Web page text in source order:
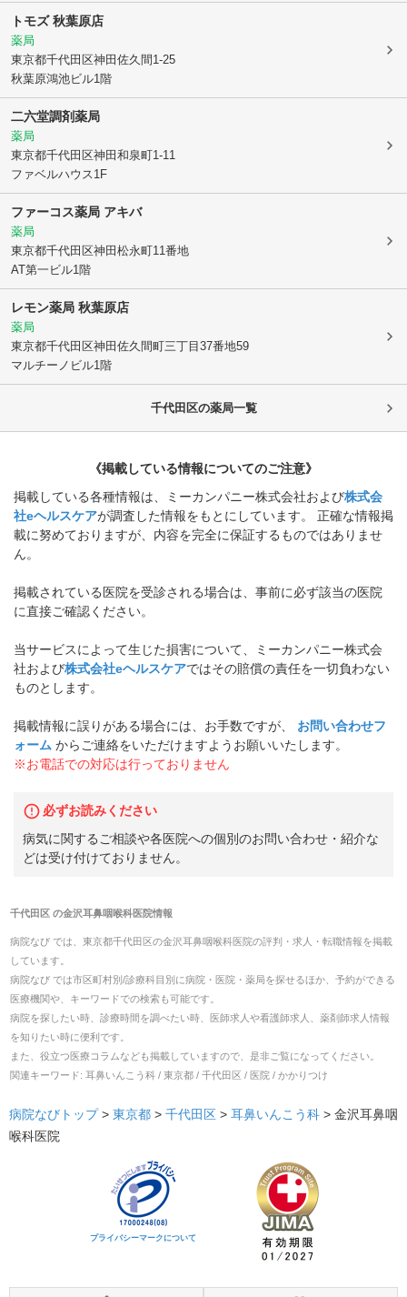
トモズ 秋葉原店
薬局
東京都千代田区神田佐久間1-25
秋葉原鴻池ビル1階
二六堂調剤薬局
薬局
東京都千代田区神田和泉町1-11
ファベルハウス1F
ファーコス薬局 アキバ
薬局
東京都千代田区神田松永町11番地
AT第一ビル1階
レモン薬局 秋葉原店
薬局
東京都千代田区神田佐久間町三丁目37番地59
マルチーノビル1階
千代田区の薬局一覧
《掲載している情報についてのご注意》
掲載している各種情報は、ミーカンパニー株式会社および株式会
社eヘルスケアが調査した情報をもとにしています。 正確な情報掲
載に努めておりますが、内容を完全に保証するものではありませ
ん。
掲載されている医院を受診される場合は、事前に必ず該当の医院
に直接ご確認ください。
当サービスによって生じた損害について、ミーカンパニー株式会
社および株式会社eヘルスケアではその賠償の責任を一切負わない
ものとします。
掲載情報に誤りがある場合には、お手数ですが、
お問い合わせフ
ォーム からご連絡をいただけますようお願いいたします。
※お電話での対応は行っておりません
必ずお読みください
病気に関するご相談や各医院への個別のお問い合わせ・紹介な
どは受け付けておりません。
千代田区の金沢耳鼻咽喉科医院情報
病院なび では、 東京都千代田区の金沢耳鼻咽喉科医院の評判・求人・転職情報を掲載
しています。
病院なび では市区町村別/診療科目別に病院・医院・薬局を探せるほか、予約ができる
医療機関や、キーワードでの検索も可能です。
病院を探したい時、診療時間を調べたい時、医師求人や看護師求人、薬剤師求人情報
を知りたい時に便利です。
また、役立つ医療コラムなども掲載していますので、是非ご覧になってください。
関連キーワード: 耳鼻いんこう科 / 東京都 / 千代田区 / 医院 / かかりつけ
病院なびトップ > 東京都 > 千代田区 > 耳鼻いんこう科 > 金沢耳鼻咽
喉科医院
プライバシーマークについて